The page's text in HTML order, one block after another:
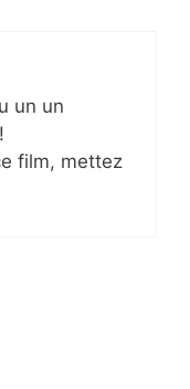
un un
film, mettez